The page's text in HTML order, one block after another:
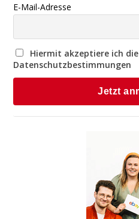
E-Mail-Adresse
Hiermit akzeptiere ich die
Datenschutzbestimmungen